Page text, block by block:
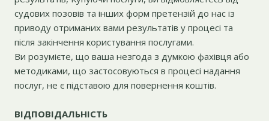
судових позовів та інших форм претензій до нас із
приводу отриманих вами результатів у процесі та
після закінчення користування послугами.
Ви розумієте, що ваша незгода з думкою фахівця або
методиками, що застосовуються в процесі надання
послуг, не є підставою для повернення коштів.
ВІДПОВІДАЛЬНІСТЬ